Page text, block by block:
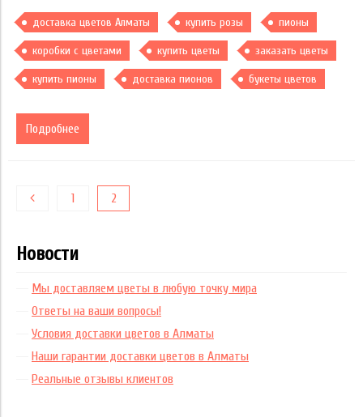
доставка цветов Алматы купить розы пионы
коробки с цветами купить цветы заказать цветы
купить пионы доставка пионов букеты цветов
Подробнее
1 2
Новости
Мы доставляем цветы в любую точку мира
Ответы на ваши вопросы!
Условия доставки цветов в Алматы
Наши гарантии доставки цветов в Алматы
Реальные отзывы клиентов